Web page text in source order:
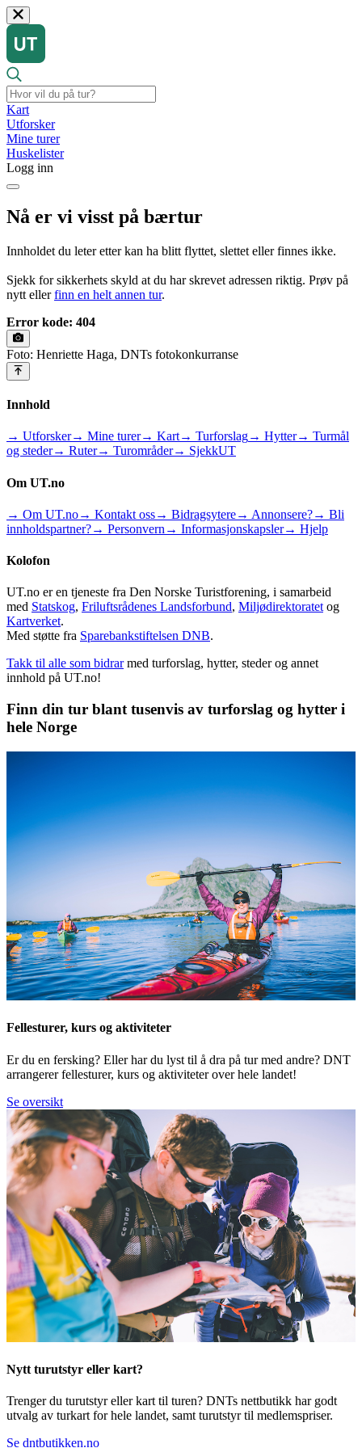
Kart
Utforsker
Mine turer
Huskelister
Logg inn
Nå er vi visst på bærtur
Innholdet du leter etter kan ha blitt flyttet, slettet eller finnes ikke.
Sjekk for sikkerhets skyld at du har skrevet adressen riktig. Prøv på
nytt eller finn en helt annen tur.
Error kode: 404
Foto: Henriette Haga, DNTs fotokonkurranse
Innhold
→ Utforsker→ Mine turer→ Kart→ Turforslag→ Hytter→ Turmål
og steder→ Ruter→ Turområder→ SjekkUT
Om UT.no
→ Om UT.no→ Kontakt oss→ Bidragsytere→ Annonsere?→ Bli
innholdspartner?→ Personvern → Informasjonskapsler→ Hjelp
Kolofon
UT.no er en tjeneste fra Den Norske Turistforening, i samarbeid
med Statskog, Friluftsrådenes Landsforbund, Miljødirektoratet og
Kartverket.
Med støtte fra Sparebankstiftelsen DNB.
Takk til alle som bidrar med turforslag, hytter, steder og annet
innhold på UT.no!
Finn din tur blant tusenvis av turforslag og hytter i
hele Norge
Fellesturer, kurs og aktiviteter
Er du en fersking? Eller har du lyst til å dra på tur med andre? DNT
arrangerer fellesturer, kurs og aktiviteter over hele landet!
Se oversikt
Nytt turutstyr eller kart?
Trenger du turutstyr eller kart til turen? DNTs nettbutikk har godt
utvalg av turkart for hele landet, samt turutstyr til medlemspriser.
Se dntbutikken.no